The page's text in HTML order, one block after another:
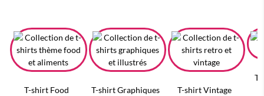
T-shirt Food T-shirt Graphiques T-shirt Vintage